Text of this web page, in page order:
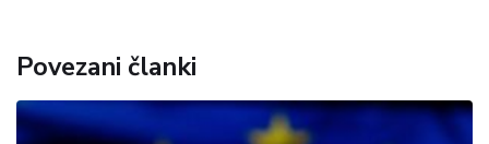
Povezani članki